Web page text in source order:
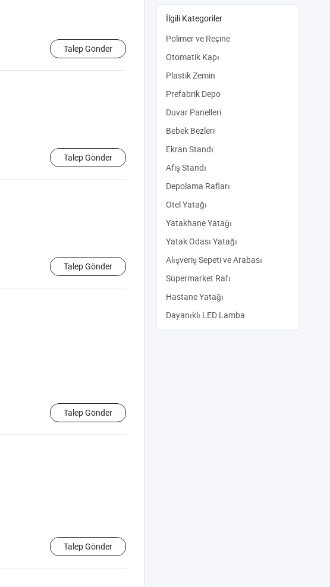
Talep Gönder
Talep Gönder
Talep Gönder
Talep Gönder
Talep Gönder
İlgili Kategoriler
Polimer ve Reçine
Otomatik Kapı
Plastik Zemin
Prefabrik Depo
Duvar Panelleri
Bebek Bezleri
Ekran Standı
Afiş Standı
Depolama Rafları
Otel Yatağı
Yatakhane Yatağı
Yatak Odası Yatağı
Alışveriş Sepeti ve Arabası
Süpermarket Rafı
Hastane Yatağı
Dayanıklı LED Lamba